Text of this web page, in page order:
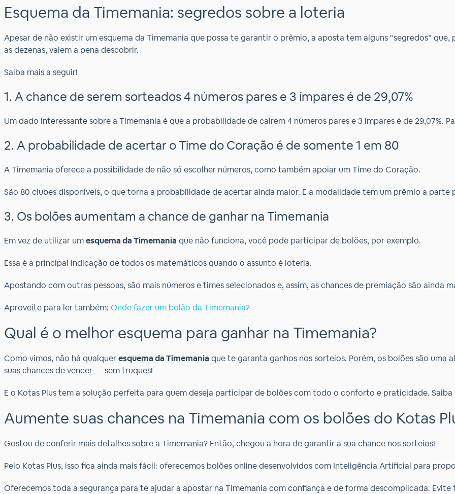
Esquema da Timemania: segredos sobre a loteria
Apesar de não existir um esquema da Timemania que possa te garantir o prêmio, a aposta tem alguns “segredos”
as dezenas, valem a pena descobrir.
Saiba mais a seguir!
1. A chance de serem sorteados 4 números pares e 3 ímpares é de 29,07%
Um dado interessante sobre a Timemania é que a probabilidade de caírem 4 números pares e 3 ímpares é de 29,07%.
2. A probabilidade de acertar o Time do Coração é de somente 1 em 80
A Timemania oferece a possibilidade de não só escolher números, como também apoiar um Time do Coração.
São 80 clubes disponíveis, o que torna a probabilidade de acertar ainda maior. E a modalidade tem um prêmio a
3. Os bolões aumentam a chance de ganhar na Timemania
Em vez de utilizar umesquema da Timemania que não funciona, você pode participar de bolões, por exemplo.
Essa é a principal indicação de todos os matemáticos quando o assunto é loteria.
Apostando com outras pessoas, são mais números e times selecionados e, assim, as chances de premiação são ainda
Aproveite para ler também: Onde fazer um bolão da Timemania?
Qual é o melhor esquema para ganhar na Timemania?
Como vimos, não há qualqueresquema da Timemania que te garanta ganhos nos sorteios. Porém, os bolões são
suas chances de vencer — sem truques!
E o Kotas Plus tem a solução perfeita para quem deseja participar de bolões com todo o conforto e praticidade. Saiba
Aumente suas chances na Timemania com os bolões do Kotas
Gostou de conferir mais detalhes sobre a Timemania? Então, chegou a hora de garantir a sua chance nos sorteios!
Pelo Kotas Plus, isso fica ainda mais fácil: oferecemos bolões online desenvolvidos com Inteligência Artificial para
Oferecemos toda a segurança para te ajudar a apostar na Timemania com confiança e de forma descomplicada.